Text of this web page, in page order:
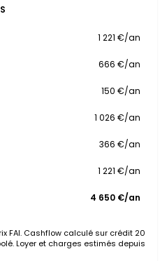
1 221 €/an
666 €/an
150 €/an
1 026 €/an
366 €/an
1 221 €/an
4 650 €/an
FAI. Cashflow calculé sur crédit 20
Loyer et charges estimés depuis